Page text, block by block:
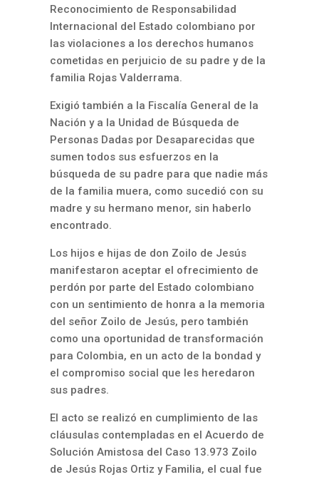
Reconocimiento de Responsabilidad
Internacional del Estado colombiano por
las violaciones a los derechos humanos
cometidas en perjuicio de su padre y de la
familia Rojas Valderrama.
Exigió también a la Fiscalía General de la
Nación y a la Unidad de Búsqueda de
Personas Dadas por Desaparecidas que
sumen todos sus esfuerzos en la
búsqueda de su padre para que nadie más
de la familia muera, como sucedió con su
madre y su hermano menor, sin haberlo
encontrado.
Los hijos e hijas de don Zoilo de Jesús
manifestaron aceptar el ofrecimiento de
perdón por parte del Estado colombiano
con un sentimiento de honra a la memoria
del señor Zoilo de Jesús, pero también
como una oportunidad de transformación
para Colombia, en un acto de la bondad y
el compromiso social que les heredaron
sus padres.
El acto se realizó en cumplimiento de las
cláusulas contempladas en el Acuerdo de
Solución Amistosa del Caso 13.973 Zoilo
de Jesús Rojas Ortiz y Familia, el cual fue